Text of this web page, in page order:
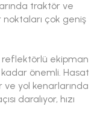
traktör ve
çok geniş
reflektörlü ekipman
önemli. Hasat
ve yol kenarlarında
daralıyor, hızı